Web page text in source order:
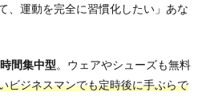
、運動を完全に習慣化したい」あな
間集中型。ウェアやシューズも無料
ビジネスマンでも定時後に手ぶらで